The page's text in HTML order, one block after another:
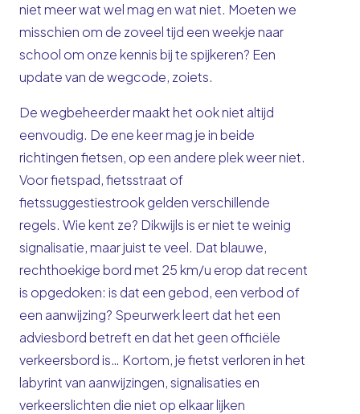
niet meer wat wel mag en wat niet. Moeten we
misschien om de zoveel tijd een weekje naar
school om onze kennis bij te spijkeren? Een
update van de wegcode, zoiets.
De wegbeheerder maakt het ook niet altijd
eenvoudig. De ene keer mag je in beide
richtingen fietsen, op een andere plek weer niet.
Voor fietspad, fietsstraat of
fietssuggestiestrook gelden verschillende
regels. Wie kent ze? Dikwijls is er niet te weinig
signalisatie, maar juist te veel. Dat blauwe,
rechthoekige bord met 25 km/u erop dat recent
is opgedoken: is dat een gebod, een verbod of
een aanwijzing? Speurwerk leert dat het een
adviesbord betreft en dat het geen officiële
verkeersbord is… Kortom, je fietst verloren in het
labyrint van aanwijzingen, signalisaties en
verkeerslichten die niet op elkaar lijken